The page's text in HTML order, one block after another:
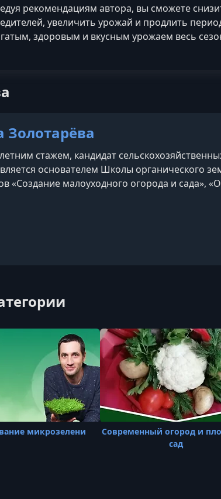
рекомендациям автора, вы сможете
увеличить урожай и продлить
здоровым и вкусным урожаем весь
Золотарёва
стажем, кандидат
основателем Школы органического
«Создание малоуходного огорода и сада»,
включая Instagram, где у неё
микрозелени
Современный огород и
сад